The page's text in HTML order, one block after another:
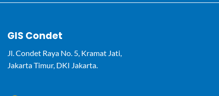
GIS Condet
Jl. Condet Raya No. 5, Kramat Jati,
Jakarta Timur, DKI Jakarta.